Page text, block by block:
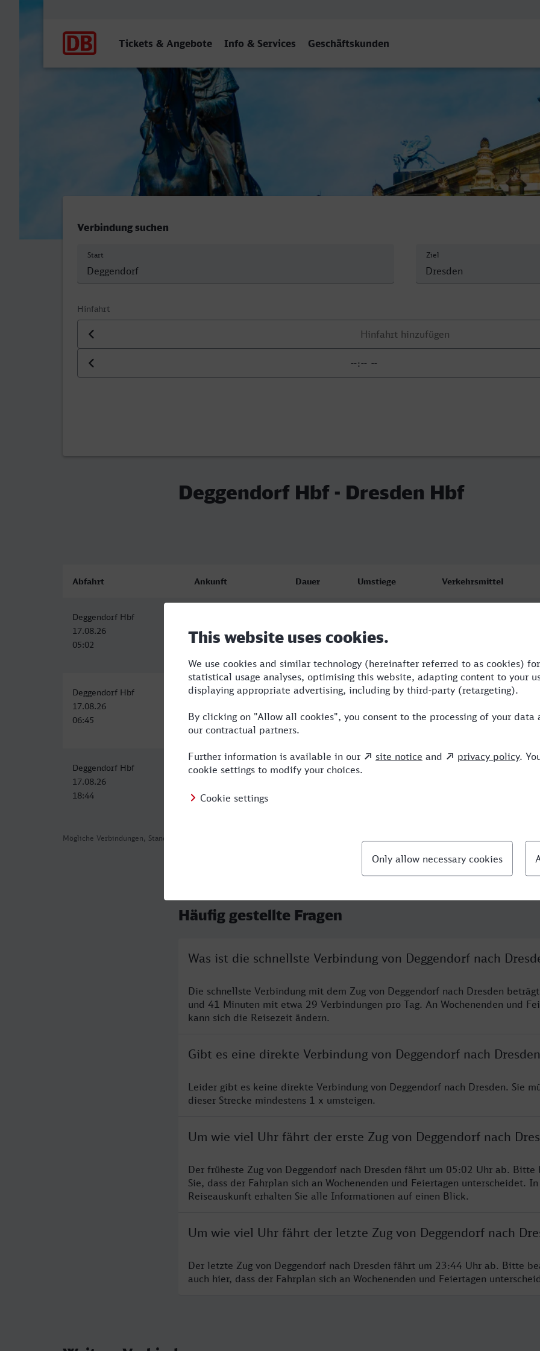
Tickets & Angebote Info & Services Geschäftskunden
Deggendorf Hbf - Dresden Hbf
Verbindung suchen
Start Ziel
Hinfahrt
Datum der Hinfahrt
Uhrzeit der Hinfahrt
Deggendorf Hbf - Dresden Hbf
Mögliche Verbindungen, Stand: 2026-08-03 06:05
Abfahrt Ankunft Dauer Umstiege Verkehrsmittel
Deggendorf Hbf
17.08.26
05:02
17.08.26
11:43
Deggendorf Hbf
17.08.26
06:45
Dresden Hbf
13:44
6:59 4 BUS,RE,WBA,ICE
Deggendorf Hbf
17.08.26
18:44
Dresden Hbf
05:34
10:50 4
Häufig gestellte Fragen
Was ist die schnellste Verbindung von Deggendorf nach
Die schnellste Verbindung mit dem Zug von Deggendorf nach Dresden
und 41 Minuten mit etwa 29 Verbindungen pro Tag. An Wochenenden und
kann sich die Reisezeit ändern.
Gibt es eine direkte Verbindung von Deggendorf nach
Leider gibt es keine direkte Verbindung von Deggendorf nach Dresden. Sie
dieser Strecke mindestens 1 x umsteigen.
Um wie viel Uhr fährt der erste Zug von Deggendorf nach
Der früheste Zug von Deggendorf nach Dresden fährt um 05:02 Uhr ab. Bitte
Sie, dass der Fahrplan sich an Wochenenden und Feiertagen unterscheidet.
Reiseauskunft erhalten Sie alle Informationen auf einen Blick.
Um wie viel Uhr fährt der letzte Zug von Deggendorf nach
Der letzte Zug von Deggendorf nach Dresden fährt um 23:44 Uhr ab. Bitte
auch hier, dass der Fahrplan sich an Wochenenden und Feiertagen